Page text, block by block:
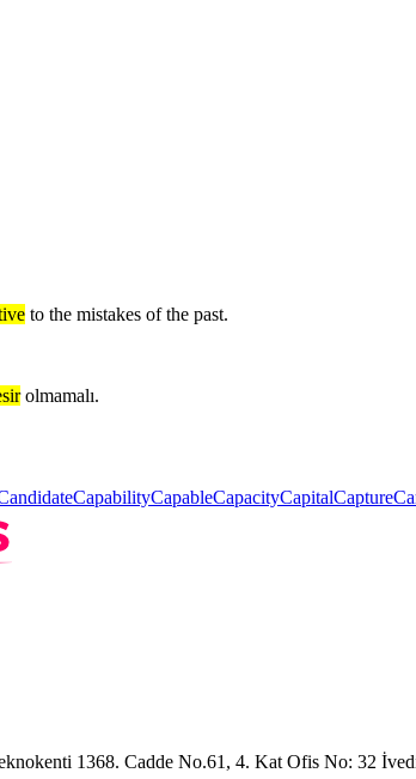
to the mistakes of the past.
olmamalı.
CapabilityCapableCapacityCapitalCapture
1368. Cadde No.61, 4. Kat Ofis No: 32